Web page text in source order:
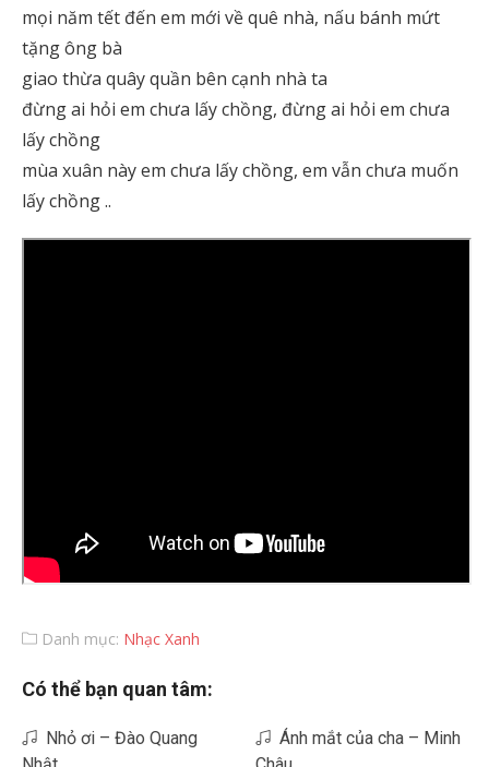
mọi năm tết đến em mới về quê nhà, nấu bánh mứt
tặng ông bà
giao thừa quây quần bên cạnh nhà ta
đừng ai hỏi em chưa lấy chồng, đừng ai hỏi em chưa
lấy chồng
mùa xuân này em chưa lấy chồng, em vẫn chưa muốn
lấy chồng ..
Danh mục: Nhạc Xanh
Có thể bạn quan tâm:
Nhỏ ơi – Đào Quang
Ánh mắt của cha – Minh